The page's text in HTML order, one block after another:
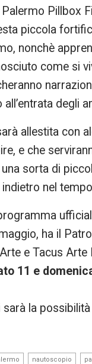
Pillbox
piccola
nonchè
come si
degli
allestita con
e che
sorta di
nel
ha il
e Tacus Arte
11 e
la
nautoscopio